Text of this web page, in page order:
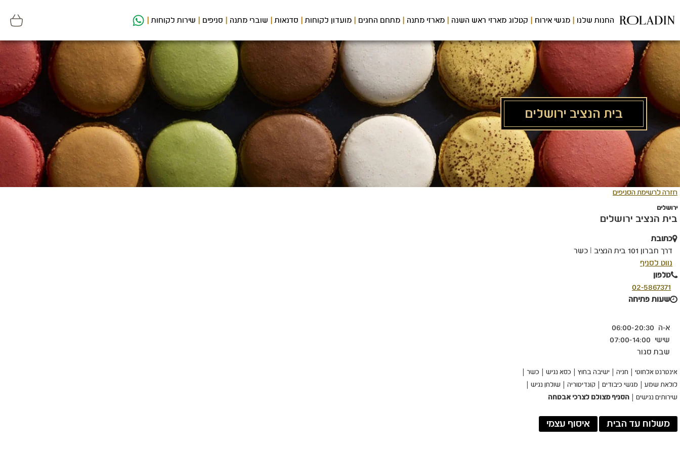
לתוכן
המרכזי
החנות שלנו מגשי אירוח קטלוג מארזי ראש השנה מארזי מתנה מתחם החגים מועדון לקוחות סדנאות שוברי מתנה סניפים שירות לקוחות
בית הנציב ירושלים
חזרה לרשימת הסניפים
ירושלים
בית הנציב ירושלים
כתובת
דרך חברון 101 בית הנציב I כשר
נווט לסניף
חיצוני
-
בחלון
חדש
טלפון
02-5867371
שעות פתיחה
א-ה 06:00-20:30
שישי 07:00-14:00
שבת סגור
אינטרנט אלחוטי חניה ישיבה בחוץ כסא נגיש
כשר
לולאת שמע
מגשי כיבודים קונדיטוריה
שולחן נגיש
שירותים נגישים
הסניף מצולם לצרכי אבטחה
משלוח עד הבית איסוף עצמי